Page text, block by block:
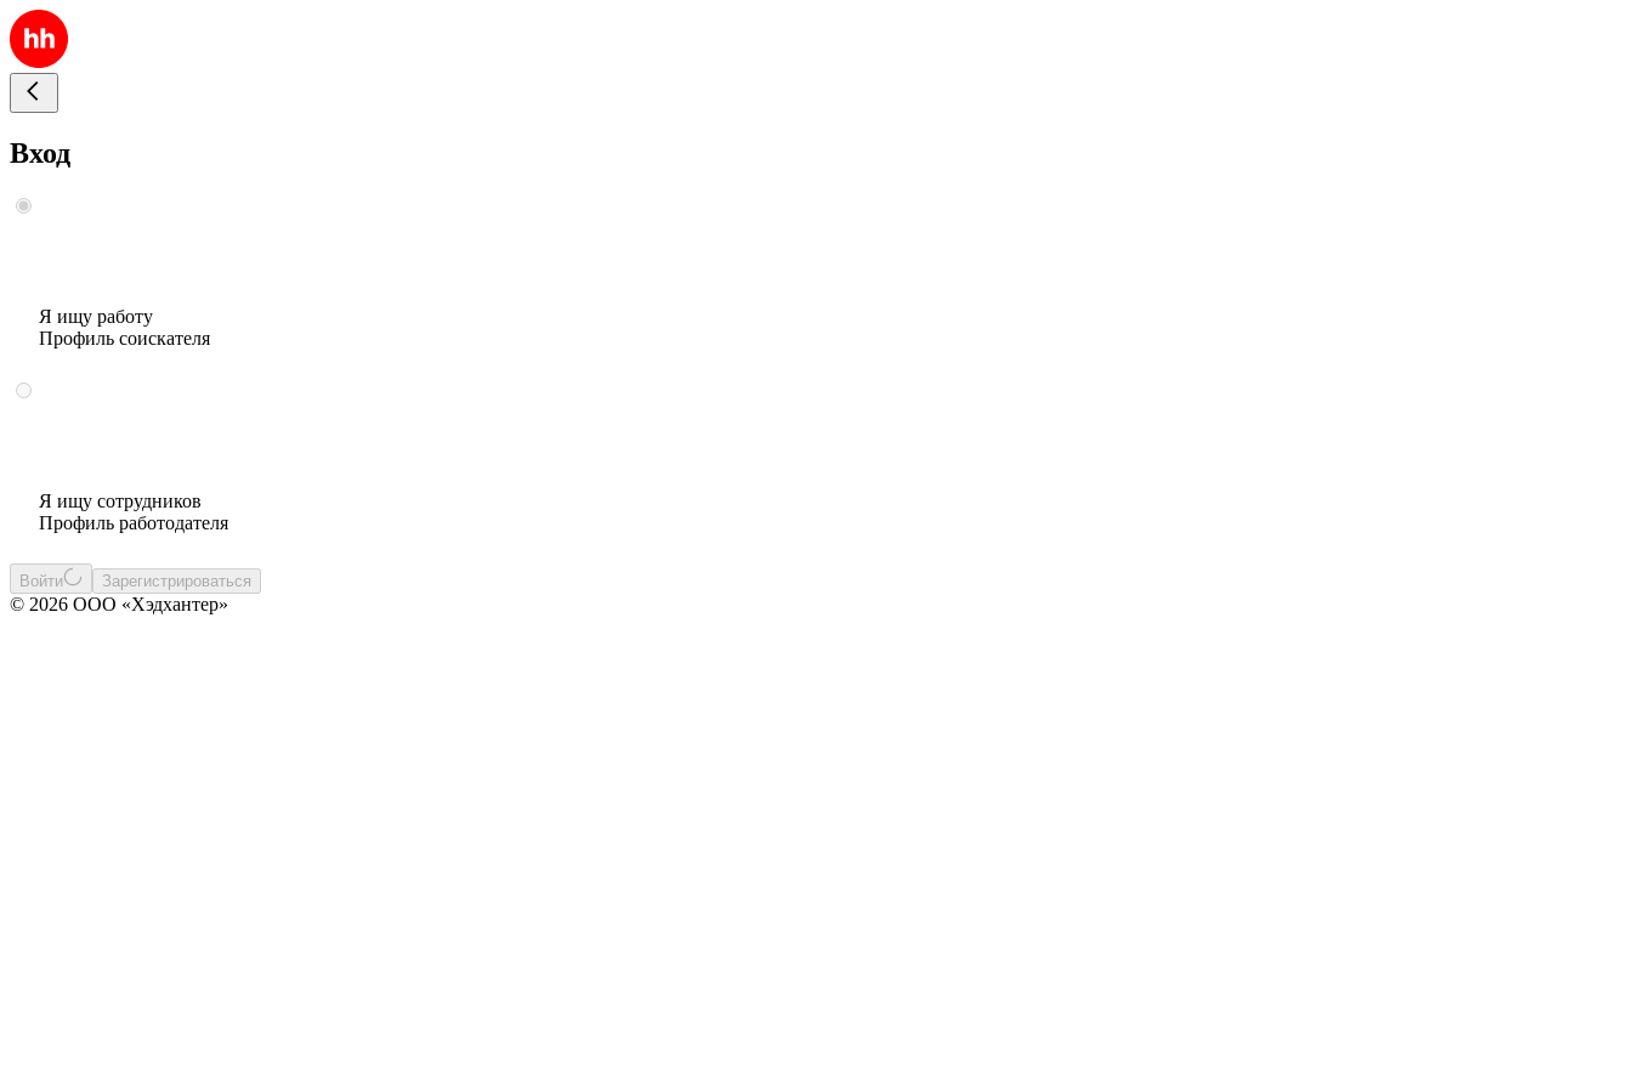
Вход
Я ищу работу
Профиль соискателя
Я ищу сотрудников
Профиль работодателя
Войти Зарегистрироваться
© 2026 ООО «Хэдхантер»